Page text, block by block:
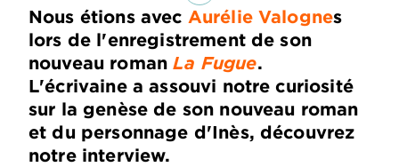
Nous étions avec Aurélie Valognes
lors de l'enregistrement de son
nouveau romanLa Fugue.
L'écrivaine a assouvi notre curiosité
sur la genèse de son nouveau roman
et du personnage d'Inès, découvrez
notre interview.